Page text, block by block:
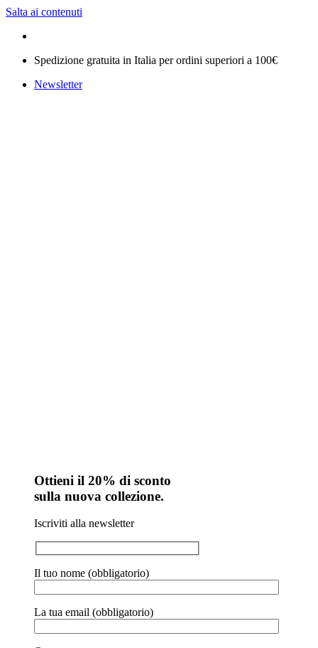
Salta ai contenuti
Spedizione gratuita in Italia per ordini superiori a 100€
Newsletter
Ottieni il 20% di sconto
sulla nuova collezione.
Iscriviti alla newsletter
Il tuo nome (obbligatorio)
La tua email (obbligatorio)